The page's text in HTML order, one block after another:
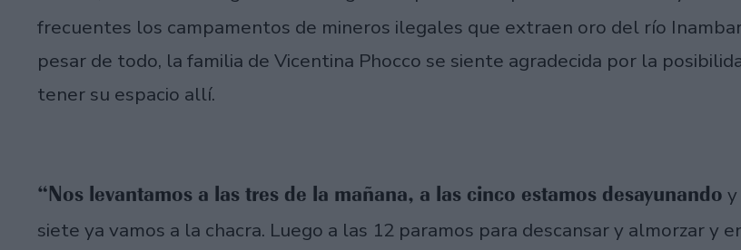
frecuentes los campamentos de mineros ilegales que extraen oro del río
pesar de todo, la familia de Vicentina Phocco se siente agradecida por la
tener su espacio allí.
“Nos levantamos a las tres de la mañana, a las cinco estamos desayunando
siete ya vamos a la chacra. Luego a las 12 paramos para descansar y almorzar y